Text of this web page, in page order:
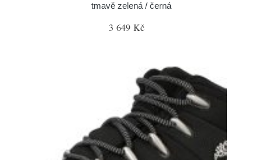
tmavě zelená / černá
3 649 Kč